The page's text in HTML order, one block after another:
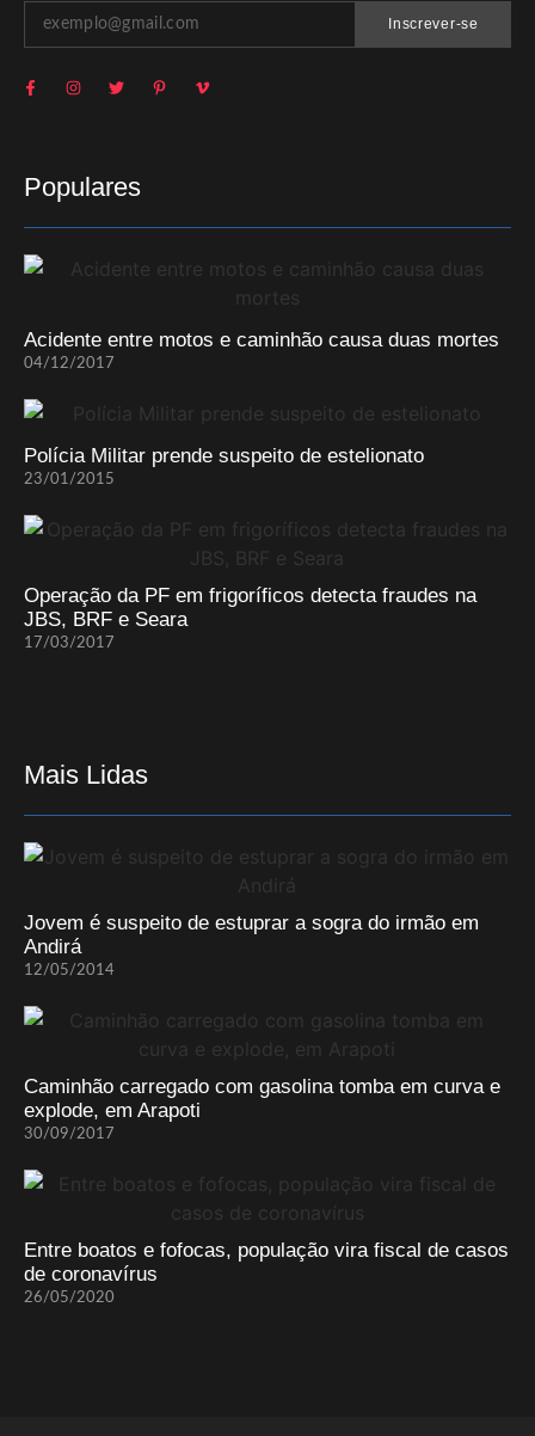
Inscrever-se
Populares
Acidente entre motos e caminhão causa duas mortes
04/12/2017
Polícia Militar prende suspeito de estelionato
23/01/2015
Operação da PF em frigoríficos detecta fraudes na
JBS, BRF e Seara
17/03/2017
Mais Lidas
Jovem é suspeito de estuprar a sogra do irmão em
Andirá
12/05/2014
Caminhão carregado com gasolina tomba em curva e
explode, em Arapoti
30/09/2017
Entre boatos e fofocas, população vira fiscal de casos
de coronavírus
26/05/2020